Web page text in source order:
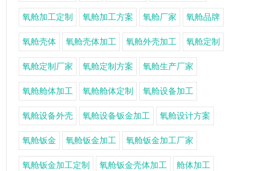
氧舱加工定制 氧舱加工方案 氧舱厂家 氧舱品牌
氧舱壳体 氧舱壳体加工 氧舱外壳加工 氧舱定制
氧舱定制厂家 氧舱定制方案 氧舱生产厂家
氧舱舱体加工 氧舱舱体定制 氧舱设备加工
氧舱设备外壳 氧舱设备钣金加工 氧舱设计方案
氧舱钣金 氧舱钣金加工 氧舱钣金加工厂家
氧舱钣金加工定制 氧舱钣金壳体加工 舱体加工